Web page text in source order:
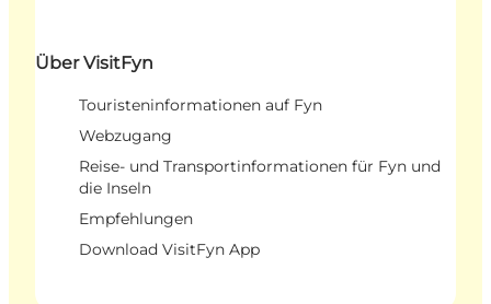
Über VisitFyn
Touristeninformationen auf Fyn
Webzugang
Reise- und Transportinformationen für Fyn und
die Inseln
Empfehlungen
Download VisitFyn App